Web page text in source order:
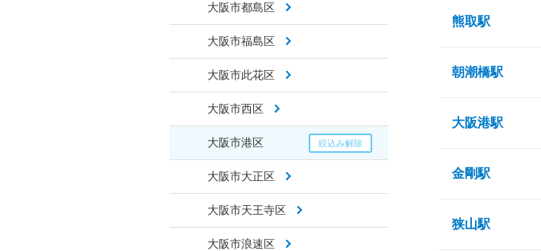
大阪市都島区
大阪市福島区
大阪市此花区
大阪市西区
大阪市港区
大阪市大正区
大阪市天王寺区
大阪市浪速区
熊取駅
朝潮橋駅
大阪港駅
金剛駅
狭山駅